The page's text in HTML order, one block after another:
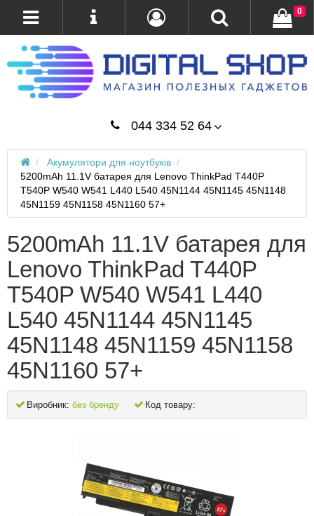
044 334 52 64
0
Акумулятори для ноутбуків
5200mAh 11.1V батарея для Lenovo ThinkPad T440P
T540P W540 W541 L440 L540 45N1144 45N1145 45N1148
45N1159 45N1158 45N1160 57+
5200mAh 11.1V батарея для
Lenovo ThinkPad T440P
T540P W540 W541 L440
L540 45N1144 45N1145
45N1148 45N1159 45N1158
45N1160 57+
Виробник: без бренду Код товару: